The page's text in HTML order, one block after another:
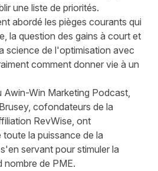
une liste de priorités.
abordé les pièges courants qui
la question des gains à court et
science de l'optimisation avec
comment donner vie à un
Awin-Win Marketing Podcast,
cofondateurs de la
RevWise, ont
la puissance de la
servant pour stimuler la
nombre de PME.